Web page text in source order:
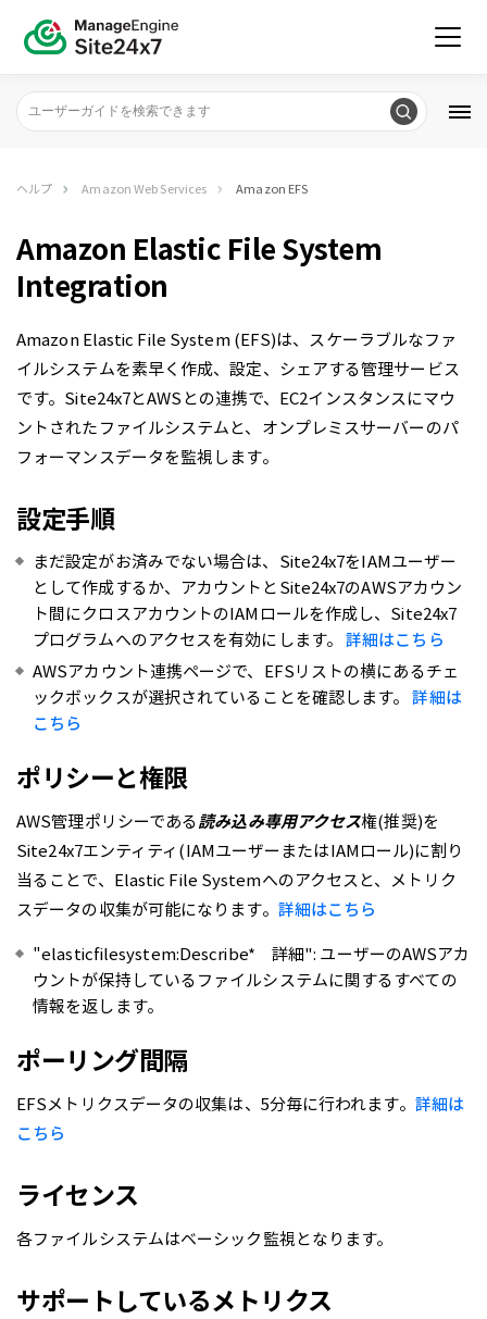
ヘルプ Amazon Web Services Amazon EFS
Amazon Elastic File System
Integration
Amazon Elastic File System (EFS)は、スケーラブルなファ
イルシステムを素早く作成、設定、シェアする管理サービス
です。Site24x7とAWSとの連携で、EC2インスタンスにマウ
ントされたファイルシステムと、オンプレミスサーバーのパ
フォーマンスデータを監視します。
設定手順
まだ設定がお済みでない場合は、Site24x7をIAMユーザー
として作成するか、アカウントとSite24x7のAWSアカウン
ト間にクロスアカウントのIAMロールを作成し、Site24x7
プログラムへのアクセスを有効にします。 詳細はこちら
AWSアカウント連携ページで、EFSリストの横にあるチェ
ックボックスが選択されていることを確認します。 詳細は
こちら
ポリシーと権限
AWS管理ポリシーである読み込み専用アクセス権(推奨)を
Site24x7エンティティ(IAMユーザーまたはIAMロール)に割り
当ることで、Elastic File Systemへのアクセスと、メトリク
スデータの収集が可能になります。 詳細はこちら
"elasticfilesystem:Describe* 詳細": ユーザーのAWSアカ
ウントが保持しているファイルシステムに関するすべての
情報を返します。
ポーリング間隔
EFSメトリクスデータの収集は、5分毎に行われます。 詳細は
こちら
ライセンス
各ファイルシステムはベーシック監視となります。
サポートしているメトリクス